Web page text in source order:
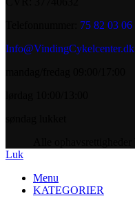
75 82 03 06
Info@VindingCykelcenter.dk
Luk
Menu
KATEGORIER